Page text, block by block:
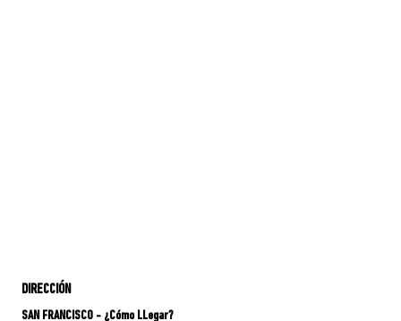
DIRECCIÓN
SAN FRANCISCO - ¿Cómo LLegar?